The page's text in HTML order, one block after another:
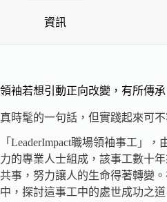
資訊
領袖若想引動正向改變，有所傳
真時髦的一句話，但實踐起來可不
「LeaderImpact職場領袖事工」
力的專業人士組成，該事工數十
共事，努力讓人的生命得著轉變
中，探討這事工中的處世成功之